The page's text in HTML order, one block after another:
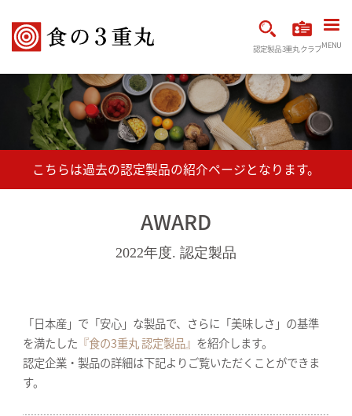
認定製品3重丸クラブMENU
AWARD
2022年度. 認定製品
「日本産」で「安心」な製品で、さらに「美味しさ」の基準
を満たした 『食の3重丸 認定製品』 を紹介します。
認定企業・製品の詳細は下記よりご覧いただくことができま
す。